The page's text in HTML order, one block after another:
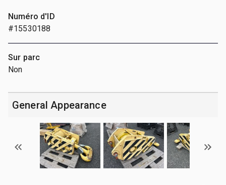
Numéro d'ID
#15530188
Sur parc
Non
General Appearance